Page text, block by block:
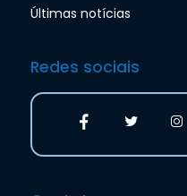
Últimas notícias
Redes sociais